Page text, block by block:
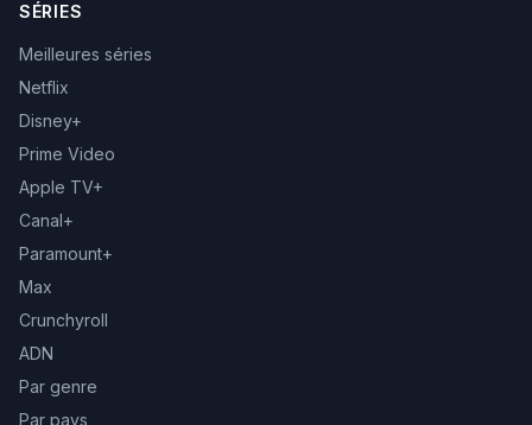
SÉRIES
Meilleures séries
Netflix
Disney+
Prime Video
Apple TV+
Canal+
Paramount+
Max
Crunchyroll
ADN
Par genre
Par pays